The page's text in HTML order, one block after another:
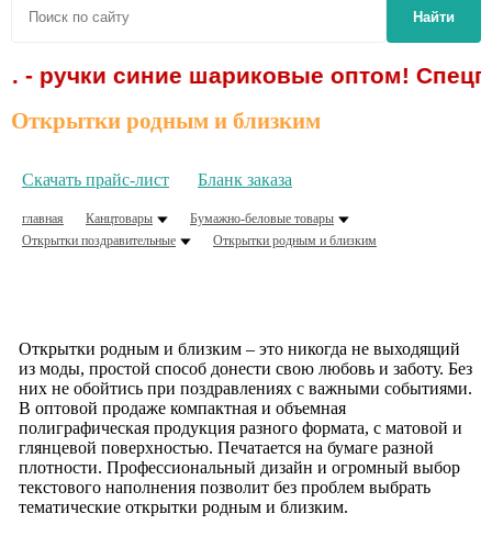
Найти
- ручки синие шариковые оптом!
Открытки родным и близким
Скачать прайс-лист Бланк заказа
главная Канцтовары
Бумажно-беловые товары
Открытки поздравительные
Открытки родным и близким
Открытки родным и близким – это никогда не выходящий
из моды, простой способ донести свою любовь и заботу. Без
них не обойтись при поздравлениях с важными событиями.
В оптовой продаже компактная и объемная
полиграфическая продукция разного формата, с матовой и
глянцевой поверхностью. Печатается на бумаге разной
плотности. Профессиональный дизайн и огромный выбор
текстового наполнения позволит без проблем выбрать
тематические открытки родным и близким.